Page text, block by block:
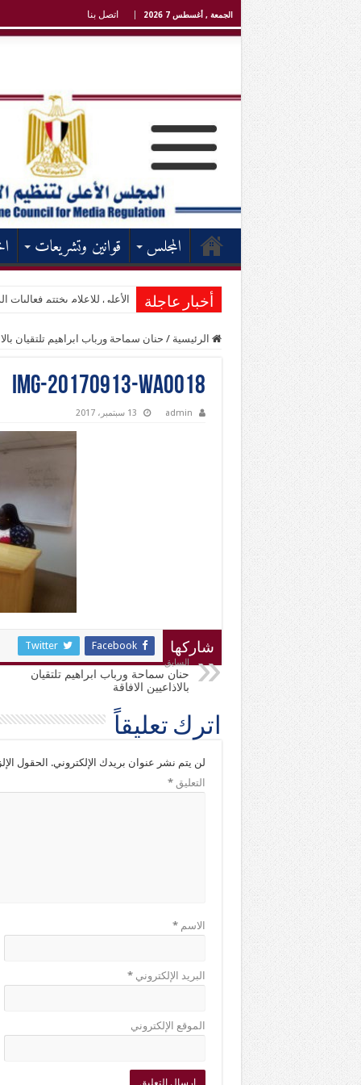
الجمعة , أغسطس 7 2026 اتصل بنا
المجلس قوانين وتشريعات
أخبار عاجلة الأعلى للإعلام يختتم فعاليات
انطلاق فعاليات الدورة
الرئيسية / حنان سماحة ورباب ابراهيم تلتقيان
IMG-20170913-WA0018
admin 13 سبتمبر، 2017
شاركها Facebook
Twitter
السابق
حنان سماحة ورباب ابراهيم تلتقيان
بالاذاعيين الافاقة
اترك تعليقاً
لن يتم نشر عنوان بريدك الإلكتروني. الحقول
التعليق*
الاسم*
البريد الإلكتروني*
الموقع الإلكتروني